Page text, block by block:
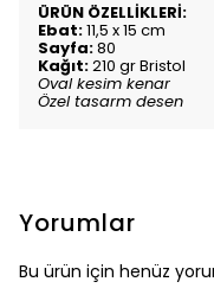
ÜRÜN ÖZELLİKLERİ:
Ebat:11,5 x 15 cm
Sayfa:80
Kağıt:210 gr Bristol
Oval kesim kenar
Özel tasarm desen
Yorumlar
Bu ürün için henüz